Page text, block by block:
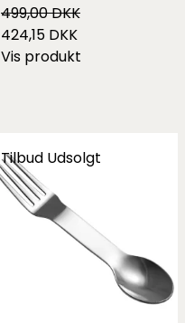
499,00 DKK
424,15 DKK
Vis produkt
Tilbud Udsolgt